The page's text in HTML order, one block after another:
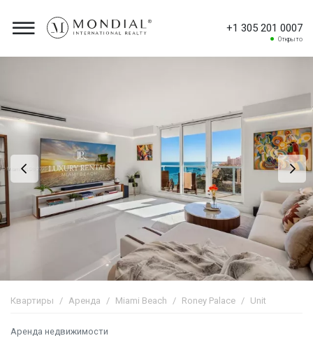
+1 305 201 0007
Открыто
Квартиры Аренда Miami Beach Roney Palace Unit
Аренда недвижимости